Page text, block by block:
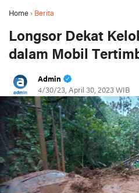
Home › Berita
Longsor Dekat
dalam Mobil
Admin
4/30/23, April 30, 2023 WIB